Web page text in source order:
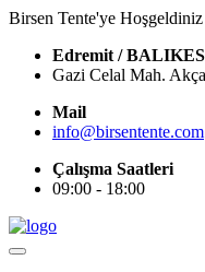
Birsen Tente'ye Hoşgeldiniz
Edremit /
Gazi Celal Mah.
Mail
info@birsentente.com
Çalışma Saatleri
09:00 - 18:00